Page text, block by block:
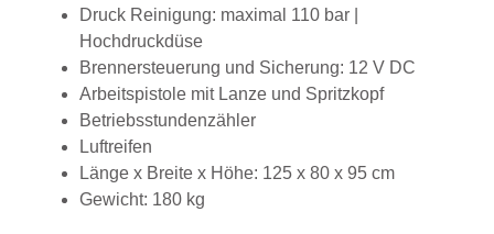
Druck Reinigung: maximal 110 bar |
Hochdruckdüse
Brennersteuerung und Sicherung: 12 V DC
Arbeitspistole mit Lanze und Spritzkopf
Betriebsstundenzähler
Luftreifen
Länge x Breite x Höhe: 125 x 80 x 95 cm
Gewicht: 180 kg